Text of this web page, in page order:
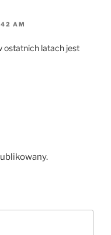
AM
ostatnich latach jest